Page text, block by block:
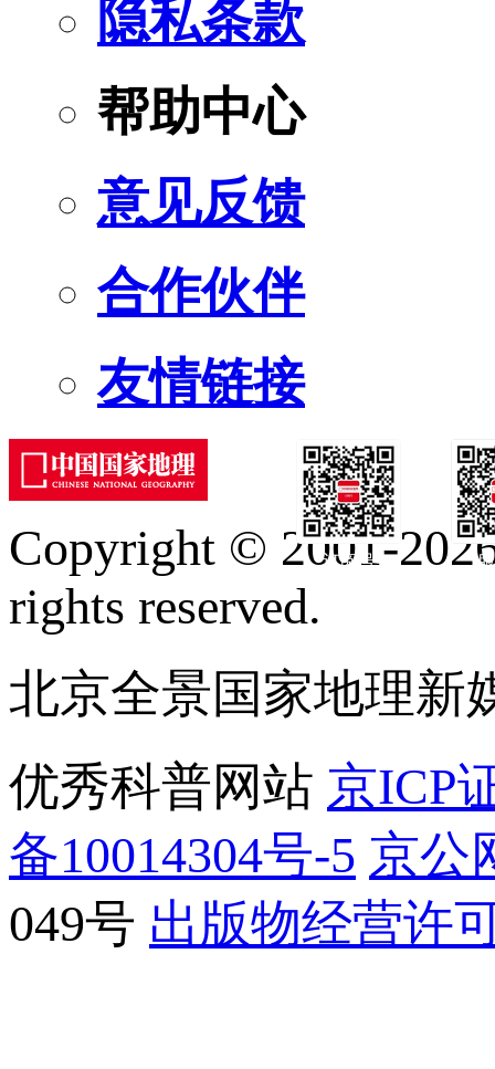
隐私条款
帮助中心
意见反馈
合作伙伴
友情链接
订阅号
Copyright © 2001-
rights reserved.
北京全景国家地理新
优秀科普网站 京ICP
备10014304号-5 京公
049号 出版物经营许